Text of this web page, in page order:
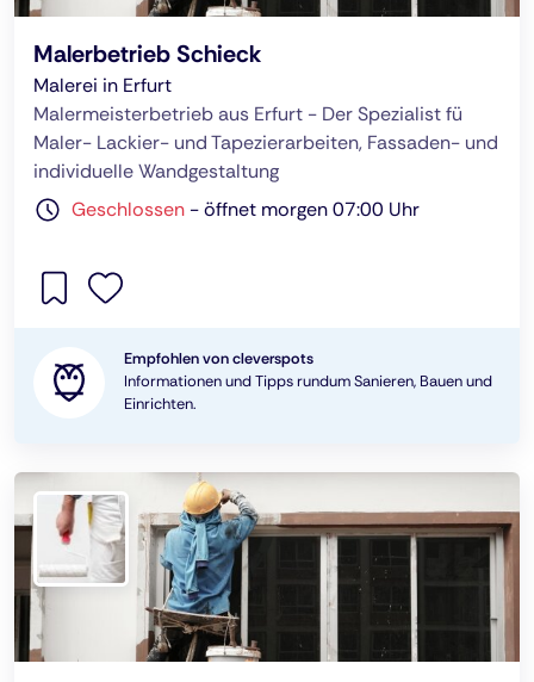
Malerbetrieb Schieck
Malerei in Erfurt
Malermeisterbetrieb aus Erfurt - Der Spezialist fü
Maler- Lackier- und Tapezierarbeiten, Fassaden- und
individuelle Wandgestaltung
Geschlossen -öffnet morgen 07:00 Uhr
Empfohlen von cleverspots
Informationen und Tipps rundum Sanieren, Bauen und
Einrichten.